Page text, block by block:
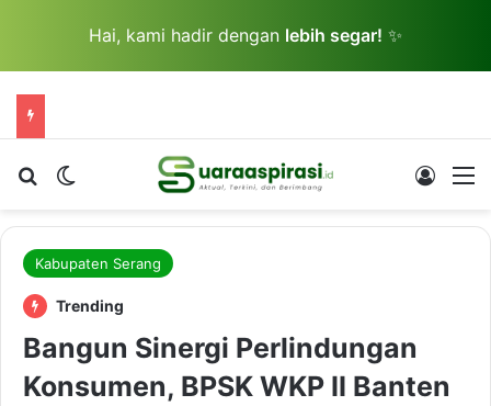
Hai, kami hadir dengan lebih segar! ✨
Cari berita...Switch skin Log In
Kabupaten Serang
Trending
Bangun Sinergi Perlindungan
Konsumen, BPSK WKP II Banten